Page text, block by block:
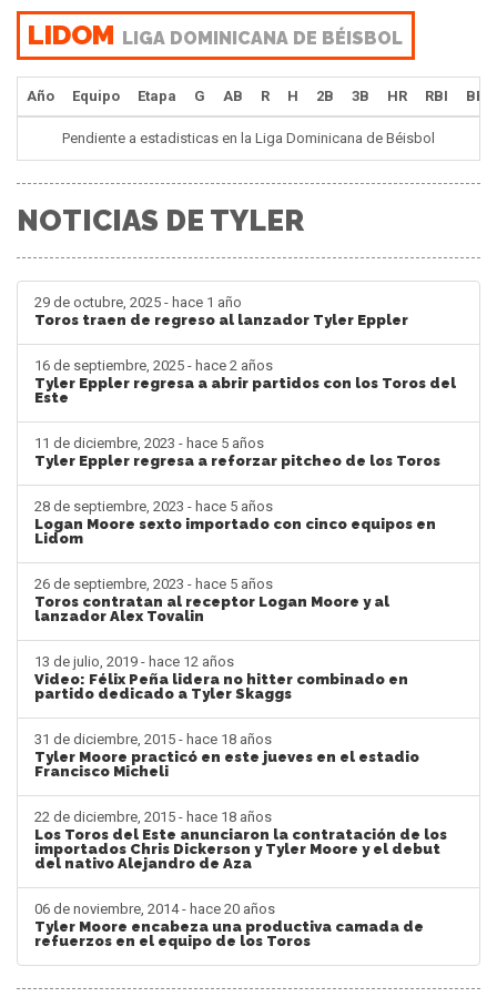
LIDOM LIGA DOMINICANA DE BÉISBOL
Año Equipo Etapa G AB R H 2B 3B HR RBI BB
Pendiente a estadisticas en la Liga Dominicana de Béisbol
NOTICIAS DE TYLER
29 de octubre, 2025 - hace 1 año
Toros traen de regreso al lanzador Tyler Eppler
16 de septiembre, 2025 - hace 2 años
Tyler Eppler regresa a abrir partidos con los Toros del
Este
11 de diciembre, 2023 - hace 5 años
Tyler Eppler regresa a reforzar pitcheo de los Toros
28 de septiembre, 2023 - hace 5 años
Logan Moore sexto importado con cinco equipos en
Lidom
26 de septiembre, 2023 - hace 5 años
Toros contratan al receptor Logan Moore y al
lanzador Alex Tovalin
13 de julio, 2019 - hace 12 años
Video: Félix Peña lidera no hitter combinado en
partido dedicado a Tyler Skaggs
31 de diciembre, 2015 - hace 18 años
Tyler Moore practicó en este jueves en el estadio
Francisco Micheli
22 de diciembre, 2015 - hace 18 años
Los Toros del Este anunciaron la contratación de los
importados Chris Dickerson y Tyler Moore y el debut
del nativo Alejandro de Aza
06 de noviembre, 2014 - hace 20 años
Tyler Moore encabeza una productiva camada de
refuerzos en el equipo de los Toros